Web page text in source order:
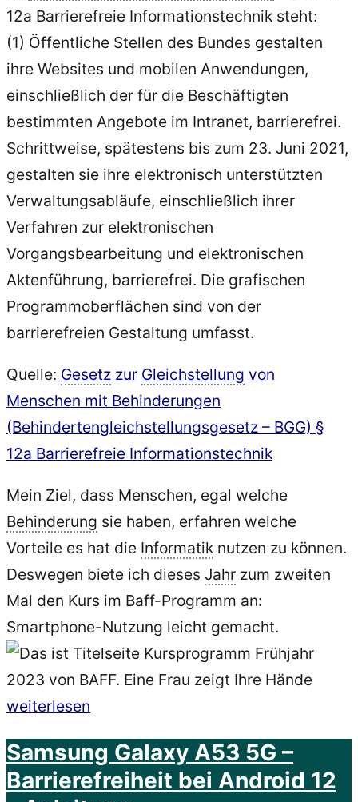
12a Barrierefreie Informationstechnik steht:
(1) Öffentliche Stellen des Bundes gestalten
ihre Websites und mobilen Anwendungen,
einschließlich der für die Beschäftigten
bestimmten Angebote im Intranet, barrierefrei.
Schrittweise, spätestens bis zum 23. Juni 2021,
gestalten sie ihre elektronisch unterstützten
Verwaltungsabläufe, einschließlich ihrer
Verfahren zur elektronischen
Vorgangsbearbeitung und elektronischen
Aktenführung, barrierefrei. Die grafischen
Programmoberflächen sind von der
barrierefreien Gestaltung umfasst.
Quelle: Gesetz zur Gleichstellung von
Menschen mit Behinderungen
(Behindertengleichstellungsgesetz – BGG) §
12a Barrierefreie Informationstechnik
Mein Ziel, dass Menschen, egal welche
Behinderung sie haben, erfahren welche
Vorteile es hat die Informatik nutzen zu können.
Deswegen biete ich dieses Jahr zum zweiten
Mal den Kurs im Baff-Programm an:
Smartphone-Nutzung leicht gemacht.
„Smartphone-
leicht
gemacht
weiterlesen
Samsung Galaxy A53 5G –
Barrierefreiheit bei Android 12